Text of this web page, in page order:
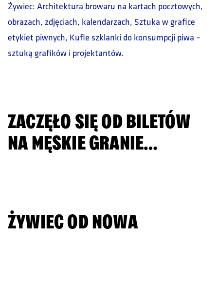
Żywiec: Architektura browaru na kartach pocztowych,
obrazach, zdjęciach, kalendarzach, Sztuka w grafice
etykiet piwnych, Kufle szklanki do konsumpcji piwa –
sztuką grafików i projektantów.
ZACZĘŁO SIĘ OD BILETÓW
NA MĘSKIE GRANIE…
ŻYWIEC OD NOWA